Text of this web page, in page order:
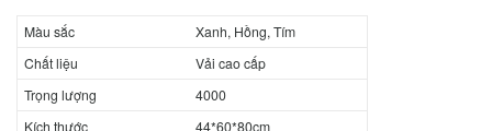
Màu sắc
Xanh, Hồng, Tím
Chất liệu
Vải cao cấp
Trọng lượng
4000
Kích thước
44*60*80cm